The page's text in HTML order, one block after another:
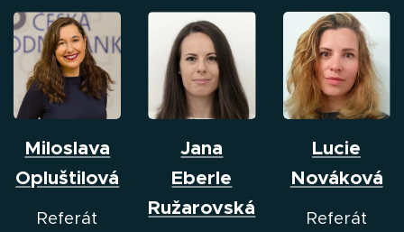
Miloslava
Opluštilová
Referát
Jana
Eberle
Ružarovská
Lucie
Nováková
Referát